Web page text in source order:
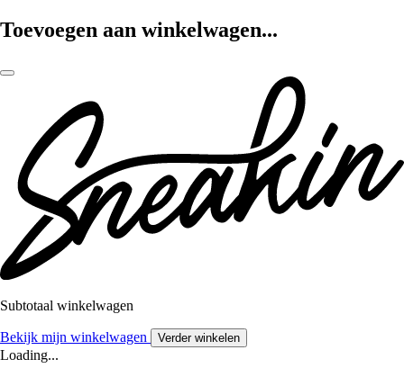
Toevoegen aan winkelwagen...
Subtotaal winkelwagen
Bekijk mijn winkelwagen Verder winkelen
Loading...